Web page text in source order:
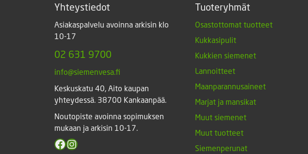
Yhteystiedot
Asiakaspalvelu avoinna arkisin klo
10-17
02 631 9700
info@siemenvesa.fi
Keskuskatu 40, Aito kaupan
yhteydessä. 38700 Kankaanpää.
Noutopiste avoinna sopimuksen
mukaan ja arkisin 10-17.
Facebook
Instagram
Tuoteryhmät
Osastottomat tuotteet
Kukkasipulit
Kukkien siemenet
Lannoitteet
Maanparannusaineet
Marjat ja mansikat
Muut siemenet
Muut tuotteet
Siemenperunat